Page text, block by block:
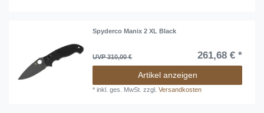
Spyderco Manix 2 XL Black
UVP 310,00 € 261,68 € *
Artikel anzeigen
*inkl. ges. MwSt. zzgl.Versandkosten